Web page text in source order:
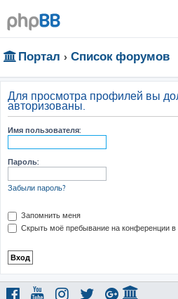
Портал Список форумов
Для просмотра профилей вы
авторизованы.
Имя пользователя:
Пароль:
Забыли пароль?
Запомнить меня
Скрыть моё пребывание на конференции в